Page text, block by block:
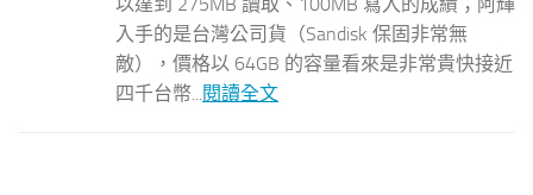
入手的是台灣公司貨（Sandisk 保固非常無
敵），價格以 64GB 的容量看來是非常貴快接近
四千台幣...閱讀全文